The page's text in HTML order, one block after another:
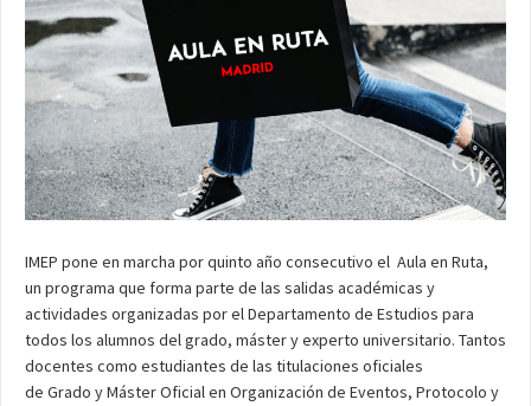
IMEP pone en marcha por quinto año consecutivo el Aula en Ruta,
un programa que forma parte de las salidas académicas y
actividades organizadas por el Departamento de Estudios para
todos los alumnos del grado, máster y experto universitario. Tantos
docentes como estudiantes de las titulaciones oficiales
de Grado y Máster Oficial en Organización de Eventos, Protocolo y